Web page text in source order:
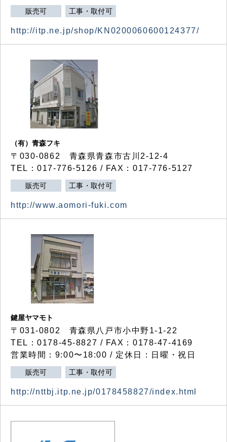
販売可 工事・取付可
http://itp.ne.jp/shop/KN0200060600124377/
（有）青森フキ
〒030-0862 青森県青森市古川2-12-4
TEL：017-776-5126 / FAX：017-776-5127
販売可 工事・取付可
http://www.aomori-fuki.com
鍵屋ヤマモト
〒031-0802 青森県八戸市小中野1-1-22
TEL：0178-45-8827 / FAX：0178-47-4169
営業時間：9:00〜18:00 / 定休日：日曜・祝日
販売可 工事・取付可
http://nttbj.itp.ne.jp/0178458827/index.html